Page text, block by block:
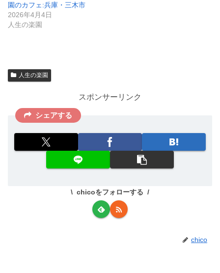
園のカフェ:兵庫・三木市
2026年4月4日
人生の楽園
人生の楽園
スポンサーリンク
シェアする
chicoをフォローする
chico